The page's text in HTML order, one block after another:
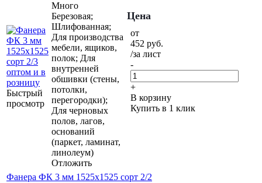
Быстрый
просмотр
Много
Березовая;
Шлифованная;
Для производства
мебели, ящиков,
полок; Для
внутренней
обшивки (стены,
потолки,
перегородки);
Для черновых
полов, лагов,
оснований
(паркет, ламинат,
линолеум)
Отложить
Цена
от
452 руб.
/за лист
-
+
В корзину
Купить в 1 клик
Фанера ФК 3 мм 1525х1525 сорт 2/2